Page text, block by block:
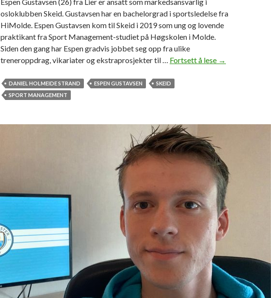
u
d
e
n
t
e
s
d
r
M
osloklubben Skeid. Gustavsen har en bachelorgrad i sportsledelse fra
HiMolde. Espen Gustavsen kom til Skeid i 2019 som ung og lovende
praktikant fra Sport Management-studiet på Høgskolen i Molde.
Siden den gang har Espen gradvis jobbet seg opp fra ulike
treneroppdrag, vikariater og ekstraprosjekter til … Fortsett å lese E
t
a
v
s
e
n
(
2
)
m
r
→
DANIEL HOLMEIDE STRAND ESPEN GUSTAVSEN
SKEID
SPORT MANAGEMENT